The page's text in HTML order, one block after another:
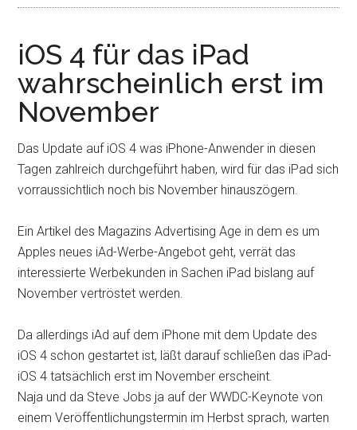
iOS 4 für das iPad
wahrscheinlich erst im
November
Das Update auf iOS 4 was iPhone-Anwender in diesen
Tagen zahlreich durchgeführt haben, wird für das iPad sich
vorraussichtlich noch bis November hinauszögern.
Ein Artikel des Magazins Advertising Age in dem es um
Apples neues iAd-Werbe-Angebot geht, verrät das
interessierte Werbekunden in Sachen iPad bislang auf
November vertröstet werden.
Da allerdings iAd auf dem iPhone mit dem Update des
iOS 4 schon gestartet ist, läßt darauf schließen das iPad-
iOS 4 tatsächlich erst im November erscheint.
Naja und da Steve Jobs ja auf der WWDC-Keynote von
einem Veröffentlichungstermin im Herbst sprach, warten